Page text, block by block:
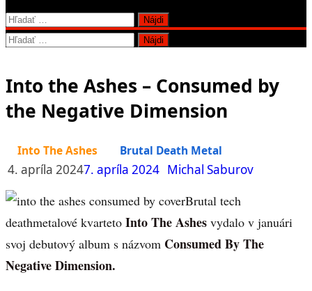
Hľadať:
Hľadať:
Into the Ashes – Consumed by
the Negative Dimension
Into The Ashes Brutal Death Metal
4. apríla 20247. apríla 2024 Michal Saburov
Brutal tech
deathmetalové kvarteto Into The Ashes vydalo v januári
svoj debutový album s názvom Consumed By The
Negative Dimension.